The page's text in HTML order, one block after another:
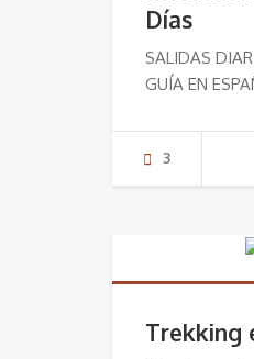
Días
SALIDAS
GUÍA EN
3
Trekking